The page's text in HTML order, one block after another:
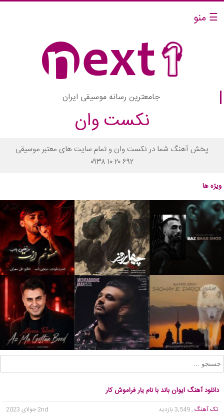
☰ منو
جامعترین رسانه موسیقی ایران
نکست وان
پخش آهنگ شما در نکست وان و تمام سایت های معتبر موسیقی
۰۹۳۸ ۱۰ ۲۰ ۶۹۲
ویژه ها
دانلود آهنگ ایوان باند با نام یار فراموش کار
تک آهنگ , 3,549 بازدید
2nd جولای 2023